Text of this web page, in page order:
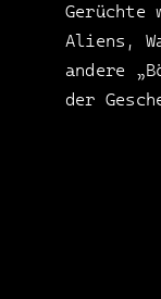
Aliens,
andere
der